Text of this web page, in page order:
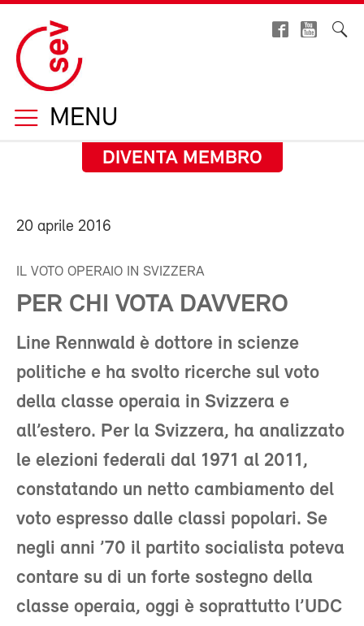
MENU
DIVENTA MEMBRO
20 aprile 2016
IL VOTO OPERAIO IN SVIZZERA
PER CHI VOTA DAVVERO
Line Rennwald è dottore in scienze
politiche e ha svolto ricerche sul voto
della classe operaia in Svizzera e
all’estero. Per la Svizzera, ha analizzato
le elezioni federali dal 1971 al 2011,
constatando un netto cambiamento del
voto espresso dalle classi popolari. Se
negli anni ’70 il partito socialista poteva
contare su di un forte sostegno della
classe operaia, oggi è soprattutto l’UDC